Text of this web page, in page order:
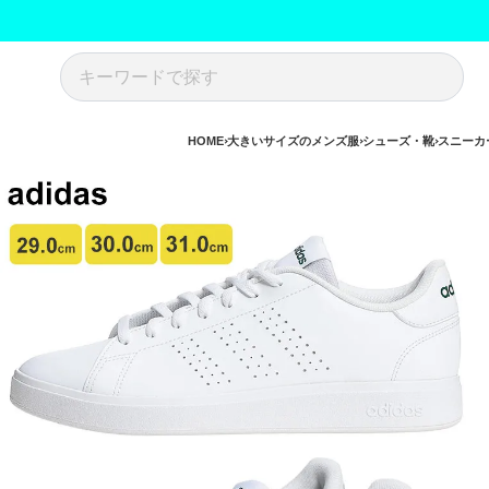
HOME 大きいサイズのメンズ服 シューズ・靴 スニーカ